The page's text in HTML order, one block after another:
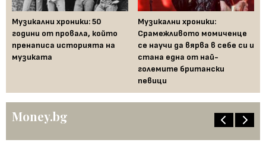
Музикални хроники: 50
години от провала, който
пренаписа историята на
музиката
Музикални хроники:
Срамежливото момиченце
се научи да вярва в себе си и
стана една от най-
големите британски
певици
Money.bg